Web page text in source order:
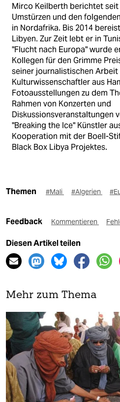
Mirco Keilberth berichtet seit
Umstürzen und den
in Nordafrika. Bis 2014
Libyen. Zur Zeit lebt er in
"Flucht nach Europa" wurde
Kollegen für den Grimme
seiner journalistischen
Kulturwissenschaftler aus
Fotoausstellungen zu dem
Rahmen von Konzerten und
Diskussionsveranstaltungen
"Breaking the Ice" Künstler
Kooperation mit der Boell-
Black Box Libya Projektes.
Themen #Mali #Algerien
Feedback Kommentieren
Diesen Artikel teilen
Mehr zum Thema